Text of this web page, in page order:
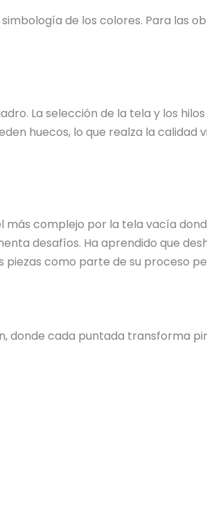
de los colores. Para las
La selección de la tela y los
huecos, lo que realza la calidad
complejo por la tela vacía
desafíos. Ha aprendido que
como parte de su proceso
donde cada puntada transforma